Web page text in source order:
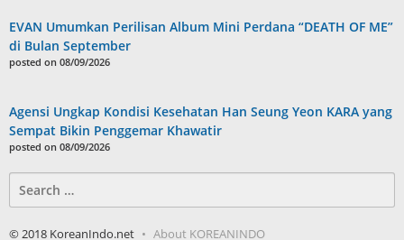
EVAN Umumkan Perilisan Album Mini Perdana “DEATH OF ME”
di Bulan September
posted on 08/09/2026
Agensi Ungkap Kondisi Kesehatan Han Seung Yeon KARA yang
Sempat Bikin Penggemar Khawatir
posted on 08/09/2026
for:
© 2018 KoreanIndo.net About KOREANINDO